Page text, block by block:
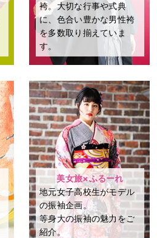
袴。⼤切な⾏事や式典
に、⾊合い豊かな男性袴
を多数取り揃えていま
す。
美女旅×ふるーれ
地元女子高校生がモデル
の振袖企画。
等身大の振袖の魅力をご
紹介。